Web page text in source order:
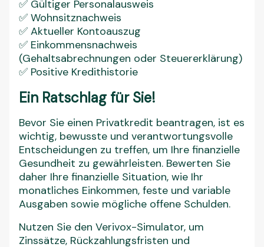
✅ Gültiger Personalausweis
✅ Wohnsitznachweis
✅ Aktueller Kontoauszug
✅ Einkommensnachweis
(Gehaltsabrechnungen oder Steuererklärung)
✅ Positive Kredithistorie
Ein Ratschlag für Sie!
Bevor Sie einen Privatkredit beantragen, ist es
wichtig, bewusste und verantwortungsvolle
Entscheidungen zu treffen, um Ihre finanzielle
Gesundheit zu gewährleisten. Bewerten Sie
daher Ihre finanzielle Situation, wie Ihr
monatliches Einkommen, feste und variable
Ausgaben sowie mögliche offene Schulden.
Nutzen Sie den Verivox-Simulator, um
Zinssätze, Rückzahlungsfristen und